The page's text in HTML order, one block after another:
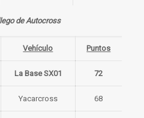
de Autocross
Vehículo Puntos
La Base SX01 72
Yacarcross 68